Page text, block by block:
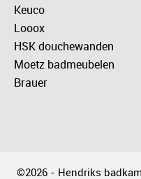
Keuco
Looox
HSK douchewanden
Moetz badmeubelen
Brauer
©2026 - Hendriks